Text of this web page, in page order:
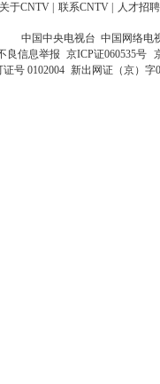
关于CNTV 联系CNTV 人才招聘
中国中央电视台 中国网络电
良信息举报 京ICP证060535号
号 0102004 新出网证（京）